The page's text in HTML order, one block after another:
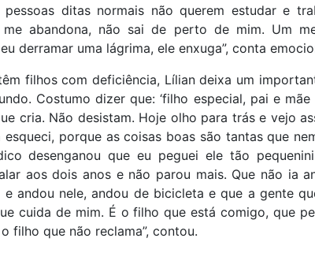
pessoas ditas normais não querem estudar e
abandona, não sai de perto de mim. Um
derramar uma lágrima, ele enxuga”, conta
filhos com deficiência, Lílian deixa um
Costumo dizer que: ‘filho especial, pai e mãe
cria. Não desistam. Hoje olho para trás e vejo
porque as coisas boas são tantas que
desenganou que eu peguei ele tão
aos dois anos e não parou mais. Que não ia
e andou nele, andou de bicicleta e que a gente
cuida de mim. É o filho que está comigo, que
filho que não reclama”, contou.